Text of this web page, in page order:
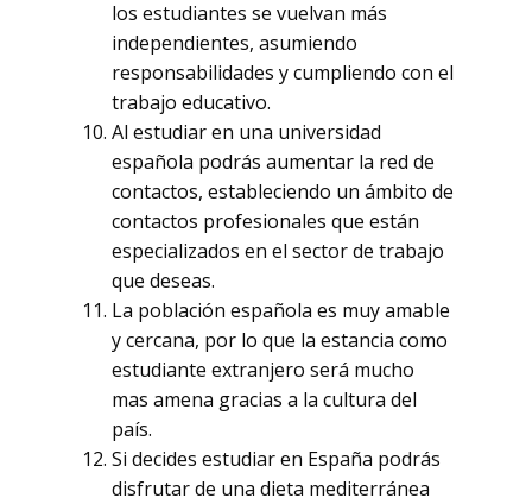
los estudiantes se vuelvan más
independientes, asumiendo
responsabilidades y cumpliendo con el
trabajo educativo.
Al estudiar en una universidad
española podrás aumentar la red de
contactos, estableciendo un ámbito de
contactos profesionales que están
especializados en el sector de trabajo
que deseas.
La población española es muy amable
y cercana, por lo que la estancia como
estudiante extranjero será mucho
mas amena gracias a la cultura del
país.
Si decides estudiar en España podrás
disfrutar de una dieta mediterránea